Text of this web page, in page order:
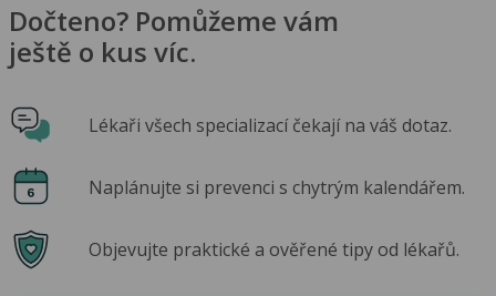
Dočteno? Pomůžeme vám
ještě o kus víc.
Lékaři všech specializací čekají na váš dotaz.
Naplánujte si prevenci s chytrým kalendářem.
Objevujte praktické a ověřené tipy od lékařů.